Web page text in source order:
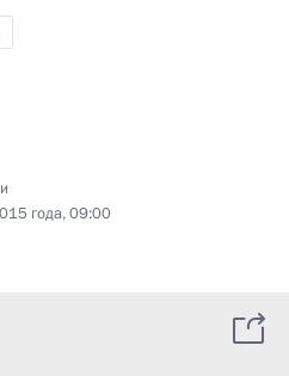
года, 09:00